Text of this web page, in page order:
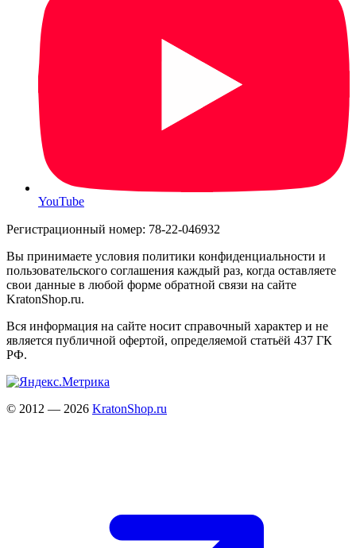
YouTube
Регистрационный номер: 78-22-046932
Вы принимаете условия политики конфиденциальности и
пользовательского соглашения каждый раз, когда оставляете
свои данные в любой форме обратной связи на сайте
KratonShop.ru.
Вся информация на сайте носит справочный характер и не
является публичной офертой, определяемой статьёй 437 ГК
РФ.
© 2012 — 2026 KratonShop.ru